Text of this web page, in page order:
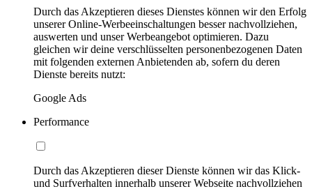
Durch das Akzeptieren dieses Dienstes können wir den Erfolg
unserer Online-Werbeeinschaltungen besser nachvollziehen,
auswerten und unser Werbeangebot optimieren. Dazu
gleichen wir deine verschlüsselten personenbezogenen Daten
mit folgenden externen Anbietenden ab, sofern du deren
Dienste bereits nutzt:
Google Ads
Performance
Durch das Akzeptieren dieser Dienste können wir das Klick-
und Surfverhalten innerhalb unserer Webseite nachvollziehen